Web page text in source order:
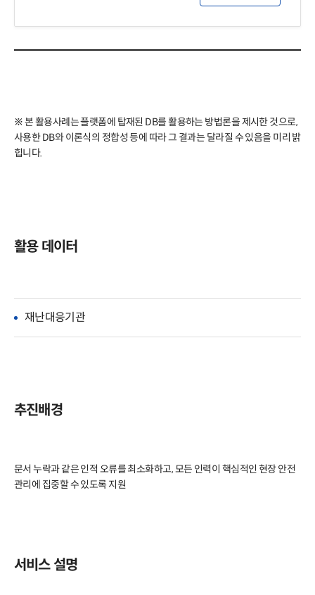
※ 본 활용사례는 플랫폼에 탑재된 DB를 활용하는 방법론을 제시한 것으로,
사용한 DB와 이론식의 정합성 등에 따라 그 결과는 달라질 수 있음을 미리 밝
힙니다.
활용 데이터
재난대응기관
추진배경
문서 누락과 같은 인적 오류를 최소화하고, 모든 인력이 핵심적인 현장 안전
관리에 집중할 수 있도록 지원
서비스 설명